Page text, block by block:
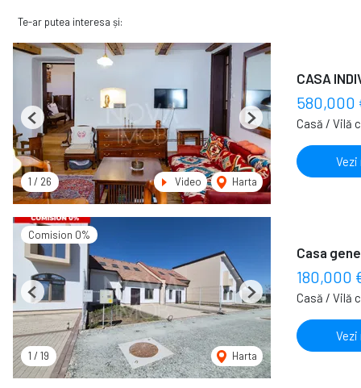
Te-ar putea interesa și:
1 / 26 Video Harta
Previous Next
CASA
580,000
Casă / Vilă
Comision 0%
1 / 19 Harta
Previous Next
Casa
180,000
Casă / Vilă